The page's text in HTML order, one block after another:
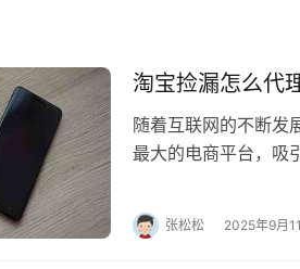
淘宝捡漏怎么代
随着互联网的不断发
最大的电商平台，吸
张松松 2025年9月